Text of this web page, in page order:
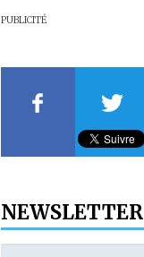
PUBLICITÉ
NEWSLETTER